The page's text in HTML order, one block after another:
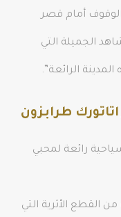
أمام قصر
الجميلة التي
الرائعة”.
طرابزون
رائعة لمحبي
القطع الأثرية التي